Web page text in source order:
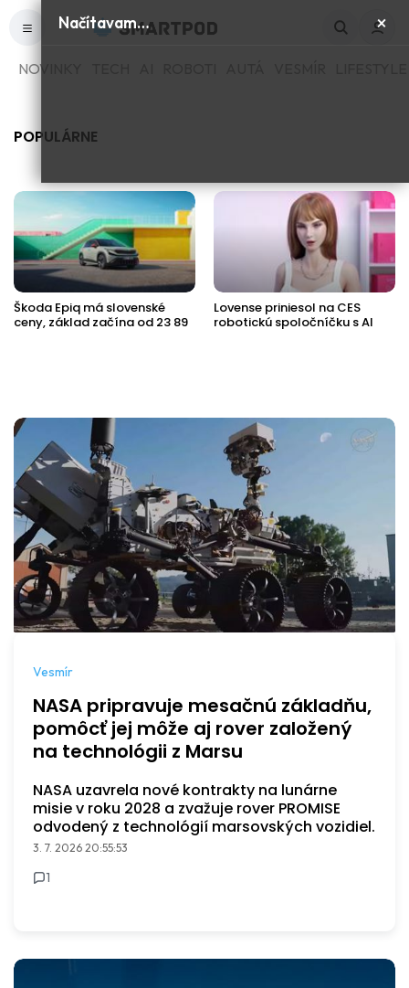
Načítavam… ×
NOVINKY
POPULÁRNE
Škoda Epiq má slovenské
ceny, základ začína od 23 89
Lovense priniesol na CES
robotickú spoločníčku s AI
Vesmír
NASA pripravuje mesačnú základňu,
pomôcť jej môže aj rover založený
na technológii z Marsu
NASA uzavrela nové kontrakty na lunárne
misie v roku 2028 a zvažuje rover PROMISE
odvodený z technológií marsovských vozidiel.
3. 7. 2026 20:55:53
1